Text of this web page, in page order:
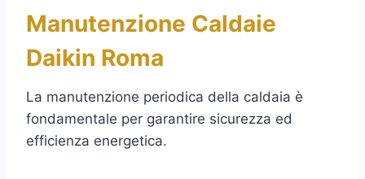
Manutenzione Caldaie
Daikin Roma
La manutenzione periodica della caldaia è
fondamentale per garantire sicurezza ed
efficienza energetica.